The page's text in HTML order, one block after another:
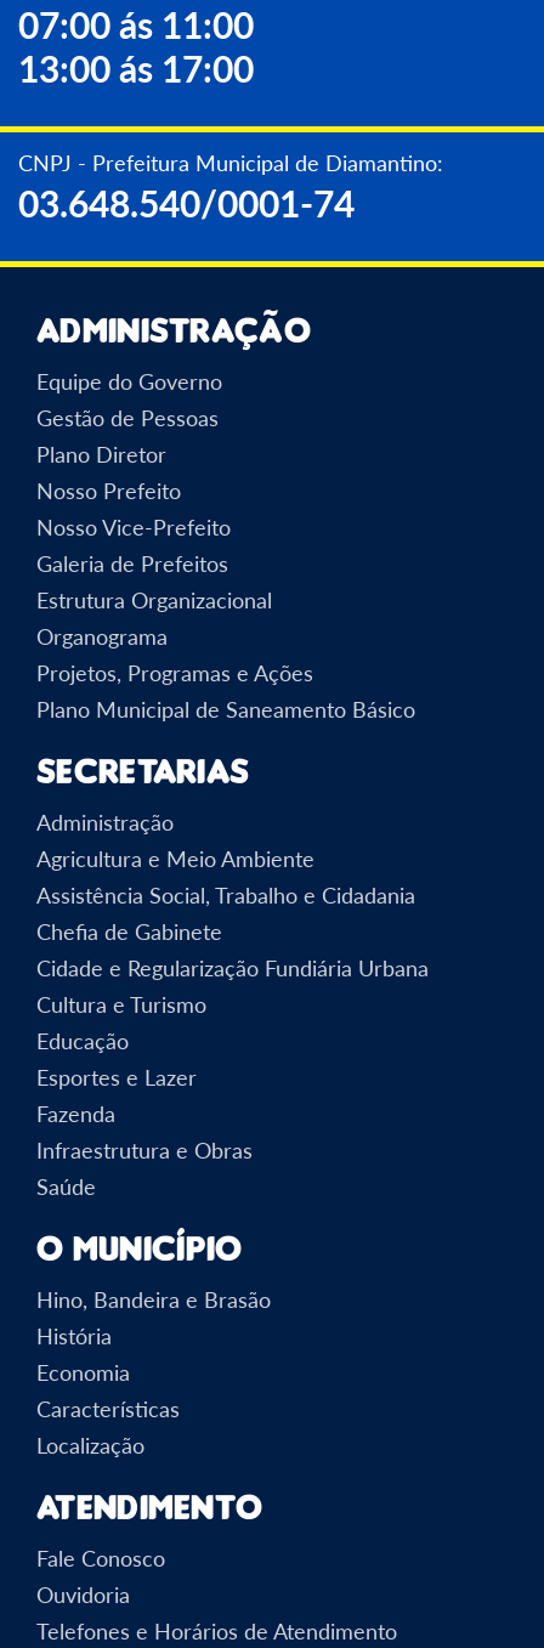
07:00 ás 11:00
13:00 ás 17:00
CNPJ - Prefeitura Municipal de Diamantino:
03.648.540/0001-74
Administração
Equipe do Governo
Gestão de Pessoas
Plano Diretor
Nosso Prefeito
Nosso Vice-Prefeito
Galeria de Prefeitos
Estrutura Organizacional
Organograma
Projetos, Programas e Ações
Plano Municipal de Saneamento Básico
Secretarias
Administração
Agricultura e Meio Ambiente
Assistência Social, Trabalho e Cidadania
Chefia de Gabinete
Cidade e Regularização Fundiária Urbana
Cultura e Turismo
Educação
Esportes e Lazer
Fazenda
Infraestrutura e Obras
Saúde
O Município
Hino, Bandeira e Brasão
História
Economia
Características
Localização
Atendimento
Fale Conosco
Ouvidoria
Telefones e Horários de Atendimento